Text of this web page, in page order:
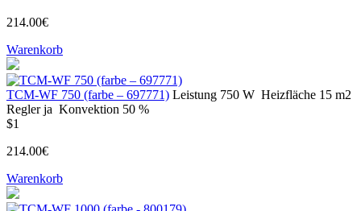
214.00€
Warenkorb
ТСМ-WF 750 (farbe – 697771) Leistung 750 W Heizfläche 15 m2
Regler ja Konvektion 50 %
$1
214.00€
Warenkorb